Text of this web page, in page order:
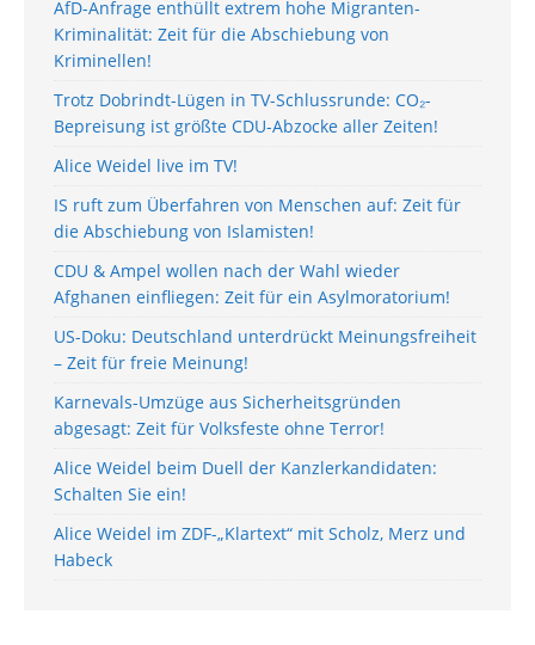
AfD-Anfrage enthüllt extrem hohe Migranten-
Kriminalität: Zeit für die Abschiebung von
Kriminellen!
Trotz Dobrindt-Lügen in TV-Schlussrunde: CO₂-
Bepreisung ist größte CDU-Abzocke aller Zeiten!
Alice Weidel live im TV!
IS ruft zum Überfahren von Menschen auf: Zeit für
die Abschiebung von Islamisten!
CDU & Ampel wollen nach der Wahl wieder
Afghanen einfliegen: Zeit für ein Asylmoratorium!
US-Doku: Deutschland unterdrückt Meinungsfreiheit
– Zeit für freie Meinung!
Karnevals-Umzüge aus Sicherheitsgründen
abgesagt: Zeit für Volksfeste ohne Terror!
Alice Weidel beim Duell der Kanzlerkandidaten:
Schalten Sie ein!
Alice Weidel im ZDF-„Klartext“ mit Scholz, Merz und
Habeck